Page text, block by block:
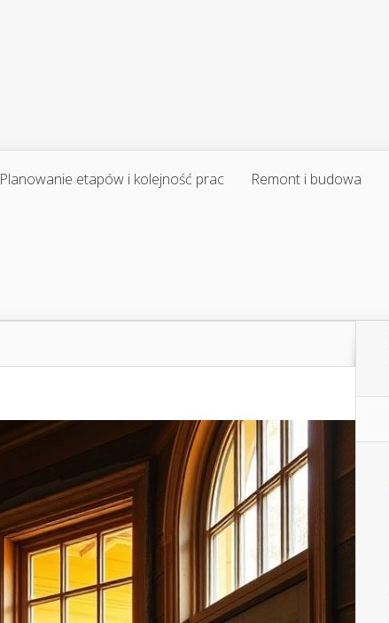
Planowanie etapów i kolejność prac Remont i budowa